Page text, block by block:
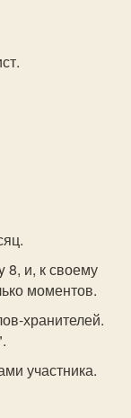
8, и, к своему
моментов.
хранителей.
участника.